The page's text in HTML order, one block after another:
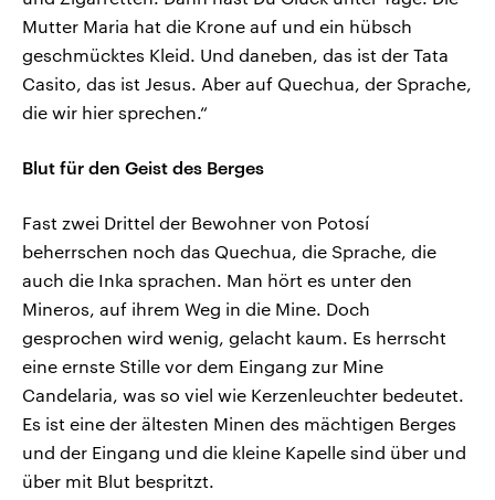
Mutter Maria hat die Krone auf und ein hübsch
geschmücktes Kleid. Und daneben, das ist der Tata
Casito, das ist Jesus. Aber auf Quechua, der Sprache,
die wir hier sprechen.“
Blut für den Geist des Berges
Fast zwei Drittel der Bewohner von Potosí
beherrschen noch das Quechua, die Sprache, die
auch die Inka sprachen. Man hört es unter den
Mineros, auf ihrem Weg in die Mine. Doch
gesprochen wird wenig, gelacht kaum. Es herrscht
eine ernste Stille vor dem Eingang zur Mine
Candelaria, was so viel wie Kerzenleuchter bedeutet.
Es ist eine der ältesten Minen des mächtigen Berges
und der Eingang und die kleine Kapelle sind über und
über mit Blut bespritzt.